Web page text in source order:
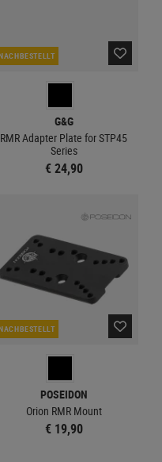
G&G
RMR Adapter Plate for STP45
Series
€ 24,90
POSEIDON
Orion RMR Mount
€ 19,90